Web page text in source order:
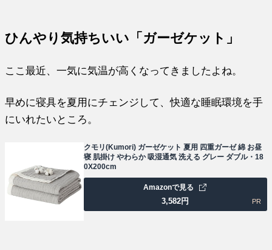
ひんやり気持ちいい「ガーゼケット」
ここ最近、一気に気温が高くなってきましたよね。
早めに寝具を夏用にチェンジして、快適な睡眠環境を手
にいれたいところ。
クモリ(Kumori) ガーゼケット 夏用 四重ガーゼ 綿 お昼
寝 肌掛け やわらか 吸湿通気 洗える グレー ダブル・18
0X200cm
3,582円
Amazonで見る
PR